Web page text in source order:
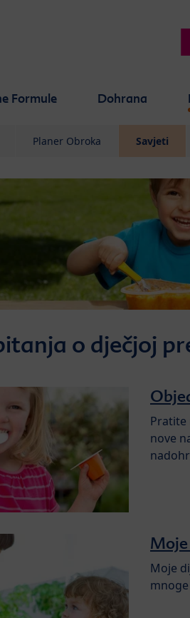
Formule Dohrana
Planer Obroka Savjeti
o dječjoj
Pratite
nove
Moje